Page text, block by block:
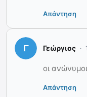
Απάντηση
Γεώργιος
οι
Απάντηση